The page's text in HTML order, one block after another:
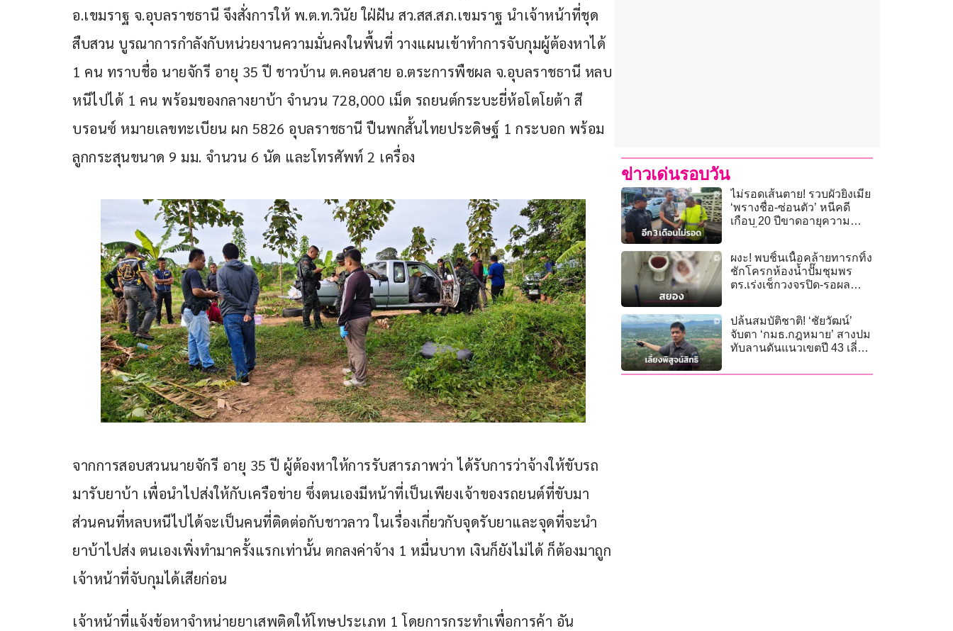
อ.เขมราฐ จ.อุบลราชธานี จึงสั่งการให้ พ.ต.ท.วินัย ใฝ่ฝัน สว.สส.สภ.เขมราฐ นำเจ้าหน้าที่ชุด
สืบสวน บูรณาการกำลังกับหน่วยงานความมั่นคงในพื้นที่ วางแผนเข้าทำการจับกุมผู้ต้องหาได้
1 คน ทราบชื่อ นายจักรี อายุ 35 ปี ชาวบ้าน ต.คอนสาย อ.ตระการพืชผล จ.อุบลราชธานี หลบ
หนีไปได้ 1 คน พร้อมของกลางยาบ้า จำนวน 728,000 เม็ด รถยนต์กระบะยี่ห้อโตโยต้า สี
บรอนซ์ หมายเลขทะเบียน ผก 5826 อุบลราชธานี ปืนพกสั้นไทยประดิษฐ์ 1 กระบอก พร้อม
ลูกกระสุนขนาด 9 มม. จำนวน 6 นัด และโทรศัพท์ 2 เครื่อง
จากการสอบสวนนายจักรี อายุ 35 ปี ผู้ต้องหาให้การรับสารภาพว่า ได้รับการว่าจ้างให้ขับรถ
มารับยาบ้า เพื่อนำไปส่งให้กับเครือข่าย ซึ่งตนเองมีหน้าที่เป็นเพียงเจ้าของรถยนต์ที่ขับมา
ส่วนคนที่หลบหนีไปได้จะเป็นคนที่ติดต่อกับชาวลาว ในเรื่องเกี่ยวกับจุดรับยาและจุดที่จะนำ
ยาบ้าไปส่ง ตนเองเพิ่งทำมาครั้งแรกเท่านั้น ตกลงค่าจ้าง 1 หมื่นบาท เงินก็ยังไม่ได้ ก็ต้องมาถูก
เจ้าหน้าที่จับกุมได้เสียก่อน
เจ้าหน้าที่แจ้งข้อหาจำหน่ายยาเสพติดให้โทษประเภท 1 โดยการกระทำเพื่อการค้า อัน
ข่าวเด่นรอบวัน
ไม่รอดเส้นตาย! รวบผัวยิงเมีย
‘พรางชื่อ-ซ่อนตัว’ หนีคดี
เกือบ 20 ปีขาดอายุความ
ผงะ! พบชิ้นเนื้อคล้ายทารกทิ้ง
ชักโครกห้องน้ำปั๊มชุมพร
ตร.เร่งเช็กวงจรปิด-รอผล
ปล้นสมบัติชาติ! ‘ชัยวัฒน์’
จับตา ‘กมธ.กฎหมาย’ สางปม
ทับลานดันแนวเขตปี 43 เลี่ยง